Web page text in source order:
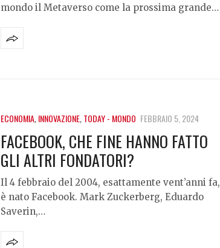
mondo il Metaverso come la prossima grande…
ECONOMIA,INNOVAZIONE,TODAY - MONDO FEBBRAIO 5, 2024
FACEBOOK, CHE FINE HANNO FATTO
GLI ALTRI FONDATORI?
Il 4 febbraio del 2004, esattamente vent’anni fa,
è nato Facebook. Mark Zuckerberg, Eduardo
Saverin,…